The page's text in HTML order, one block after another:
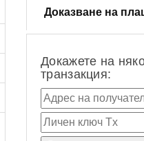
Доказване на
Докажете на
транзакция: